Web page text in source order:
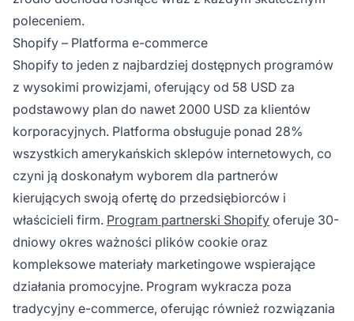
poleceniem.
Shopify – Platforma e-commerce
Shopify to jeden z najbardziej dostępnych programów
z wysokimi prowizjami, oferujący od 58 USD za
podstawowy plan do nawet 2000 USD za klientów
korporacyjnych. Platforma obsługuje ponad 28%
wszystkich amerykańskich sklepów internetowych, co
czyni ją doskonałym wyborem dla partnerów
kierujących swoją ofertę do przedsiębiorców i
właścicieli firm. Program partnerski Shopify oferuje 30-
dniowy okres ważności plików cookie oraz
kompleksowe materiały marketingowe wspierające
działania promocyjne. Program wykracza poza
tradycyjny e-commerce, oferując również rozwiązania